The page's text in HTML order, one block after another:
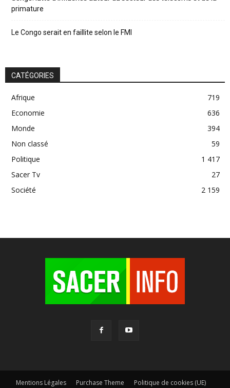
primature
Le Congo serait en faillite selon le FMI
CATÉGORIES
Afrique
719
Economie
636
Monde
394
Non classé
59
Politique
1 417
Sacer Tv
27
Société
2 159
Mentions Légales Purchase Theme Politique de cookies (UE)